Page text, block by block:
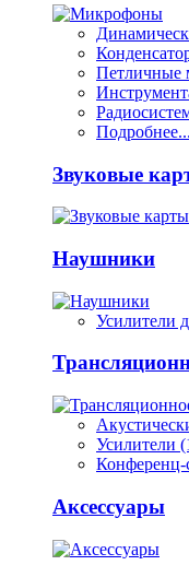
Петличные
Подробнее...
Звуковые
Наушники
Усилители
Усилители
Конференц-
Аксессуары